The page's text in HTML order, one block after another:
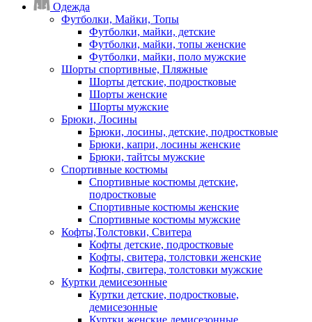
Одежда
Футболки, Майки, Топы
Футболки, майки, детские
Футболки, майки, топы женские
Футболки, майки, поло мужские
Шорты спортивные, Пляжные
Шорты детские, подростковые
Шорты женские
Шорты мужские
Брюки, Лосины
Брюки, лосины, детские, подростковые
Брюки, капри, лосины женские
Брюки, тайтсы мужские
Спортивные костюмы
Спортивные костюмы детские,
подростковые
Спортивные костюмы женские
Спортивные костюмы мужские
Кофты,Толстовки, Свитера
Кофты детские, подростковые
Кофты, свитера, толстовки женские
Кофты, свитера, толстовки мужские
Куртки демисезонные
Куртки детские, подростковые,
демисезонные